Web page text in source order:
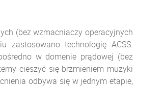
(bez wzmacniaczy operacyjnych
zastosowano technologię ACSS.
w domenie prądowej (bez
cieszyć się brzmieniem muzyki
odbywa się w jednym etapie,